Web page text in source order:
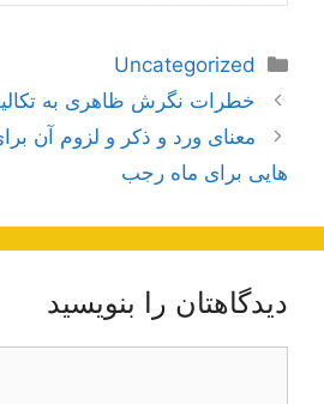
دسته‌ها
Uncategorized
ناوبری
نوشته‌ها
خطرات نگرش ظاهری به
معناى ورد و ذكر و لزوم آن
هایی برای ماه رجب
دیدگاهتان را بنویسید